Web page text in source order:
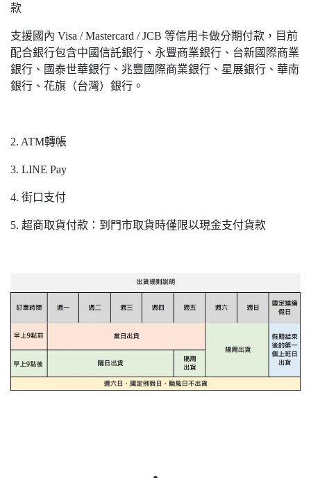
款
支援國內 Visa / Mastercard / JCB 等信用卡做分期付款，目前
配合銀行包含中國信託銀行、永豐商業銀行、台新國際商業
銀行、國泰世華銀行、兆豐國際商業銀行、星展銀行、華南
銀行、花旗（台灣）銀行。
2. ATM轉帳
3. LINE Pay
4. 街口支付
5. 超商取貨付款：到門市取貨時僅限以現金支付貨款